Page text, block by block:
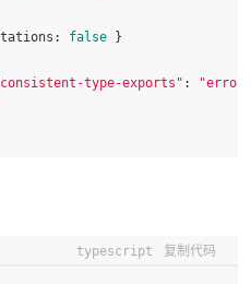
: false }
type-exports" :
"error"
typescript 复制代码